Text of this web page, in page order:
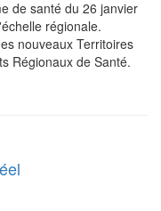
de santé du 26 janvier
régionale.
nouveaux Territoires
Régionaux de Santé.